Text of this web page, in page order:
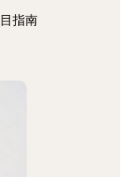
指南